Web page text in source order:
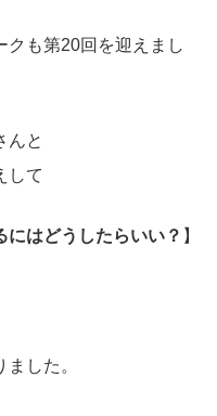
クも第20回を迎えまし
んと
して
はどうしたらいい？ 】
した。